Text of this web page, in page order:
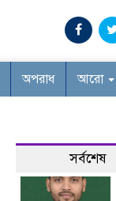
অপরাধ আরো
সর্বশেষ